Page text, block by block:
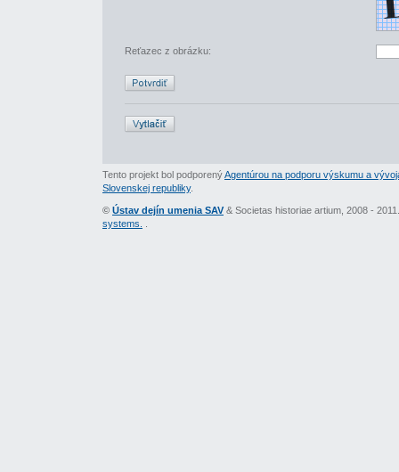
Reťazec z obrázku:
Tento projekt bol podporenýAgentúrou na podporu výskumu a
Slovenskej republiky.
© Ústav dejín umenia SAV & Societas historiae artium, 2008 -
systems.